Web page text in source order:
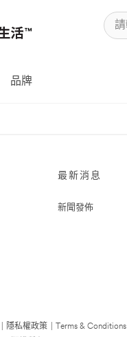
品牌
最新消息
新聞發佈
隱私權政策 Terms & Conditions